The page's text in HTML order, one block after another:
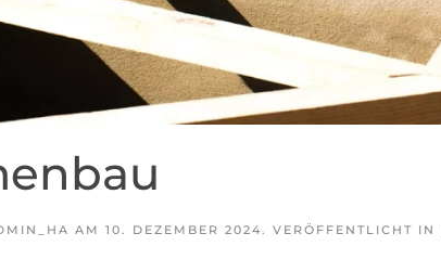
AM 10. DEZEMBER 2024. VERÖFFENTLICHT IN